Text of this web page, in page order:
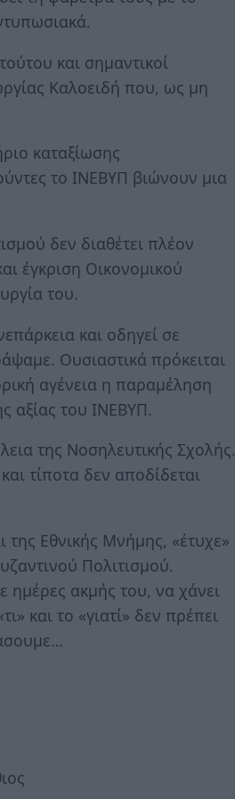
και σημαντικοί
Καλοειδή που, ως μη
καταξίωσης
το ΙΝΕΒΥΠ βιώνουν μια
δεν διαθέτει πλέον
έγκριση Οικονομικού
του.
και οδηγεί σε
Ουσιαστικά πρόκειται
αγένεια η παραμέληση
αξίας του ΙΝΕΒΥΠ.
της Νοσηλευτικής Σχολής.
τίποτα δεν αποδίδεται
της Εθνικής Μνήμης, «έτυχε»
Πολιτισμού.
ημέρες ακμής του, να χάνει
και το «γιατί» δεν πρέπει